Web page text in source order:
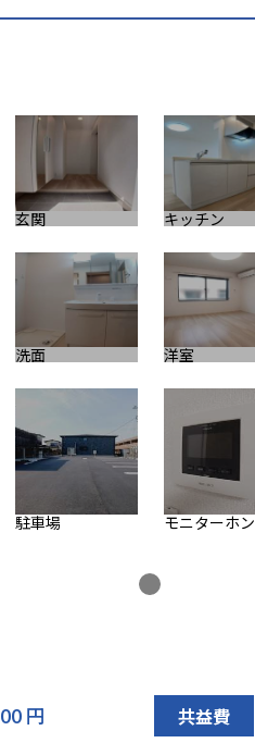
玄関 キッチン
洗面 洋室
駐車場 モニターホン
円 共益費